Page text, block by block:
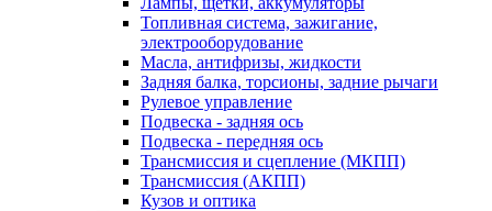
Топливная система, зажигание,
электрооборудование
Масла, антифризы, жидкости
Задняя балка, торсионы, задние рычаги
Рулевое управление
Подвеска - задняя ось
Подвеска - передняя ось
Трансмиссия и сцепление (МКПП)
Трансмиссия (АКПП)
Кузов и оптика